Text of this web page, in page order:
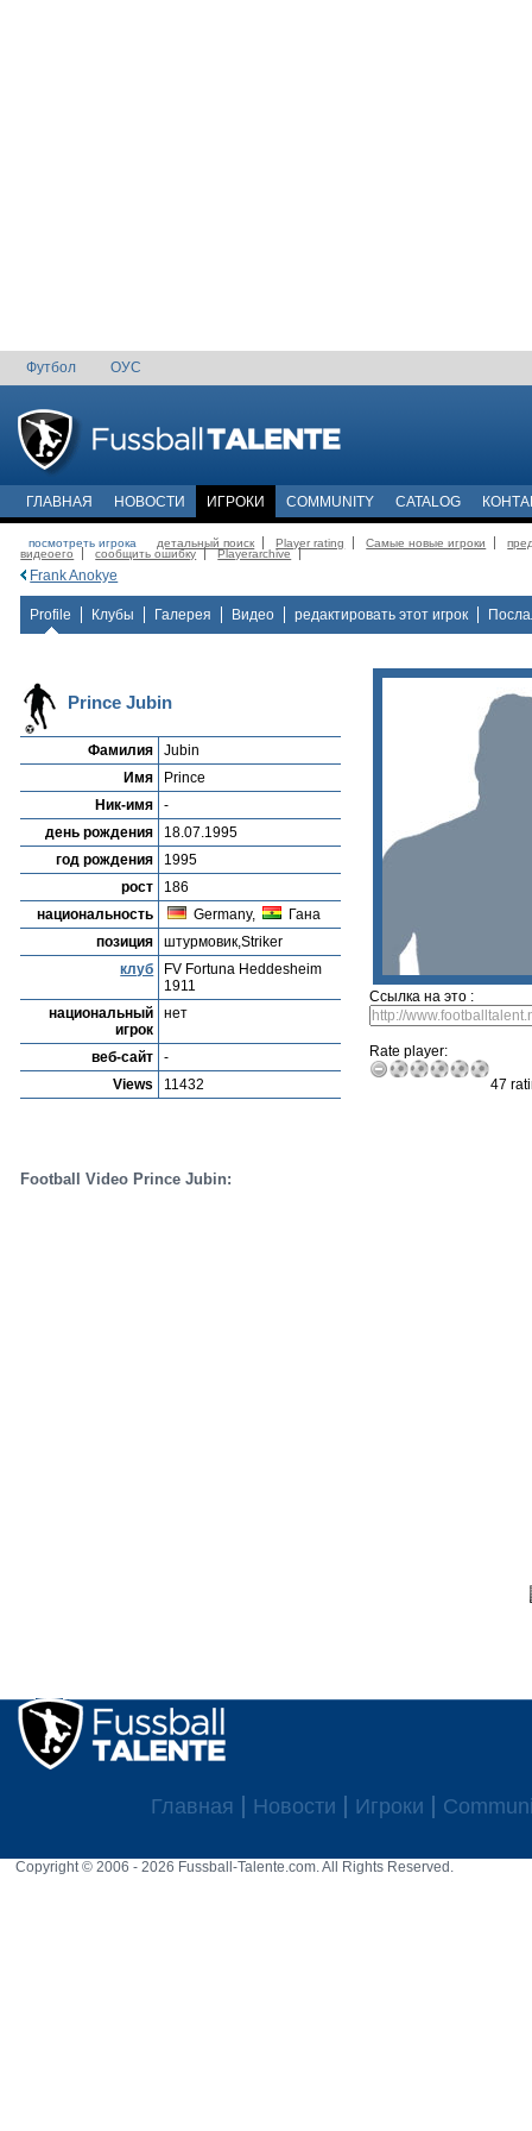
Футбол ОУС
ГЛАВНАЯ НОВОСТИ ИГРОКИ COMMUNITY CATALOG
посмотреть игрока детальный поиск Player rating Самые новые игроки
видеоего
сообщить ошибку Playerarchive
Frank Anokye
Profile Клубы Галерея Видео редактировать этот игрок
Prince Jubin
Фамилия
Jubin
Имя
Prince
Ник-имя
-
день рождения
18.07.1995
год рождения
1995
рост
186
национальность
Germany,
Гана
позиция
штурмовик,Striker
клуб
FV Fortuna Heddesheim
1911
национальный
игрок
нет
веб-сайт
-
Views
11432
Ссылка на это :
Rate player:
47
Football Video Prince Jubin:
Главная Новости Игроки
Copyright © 2006 - 2026 Fussball-Talente.com. All Rights Reserved.